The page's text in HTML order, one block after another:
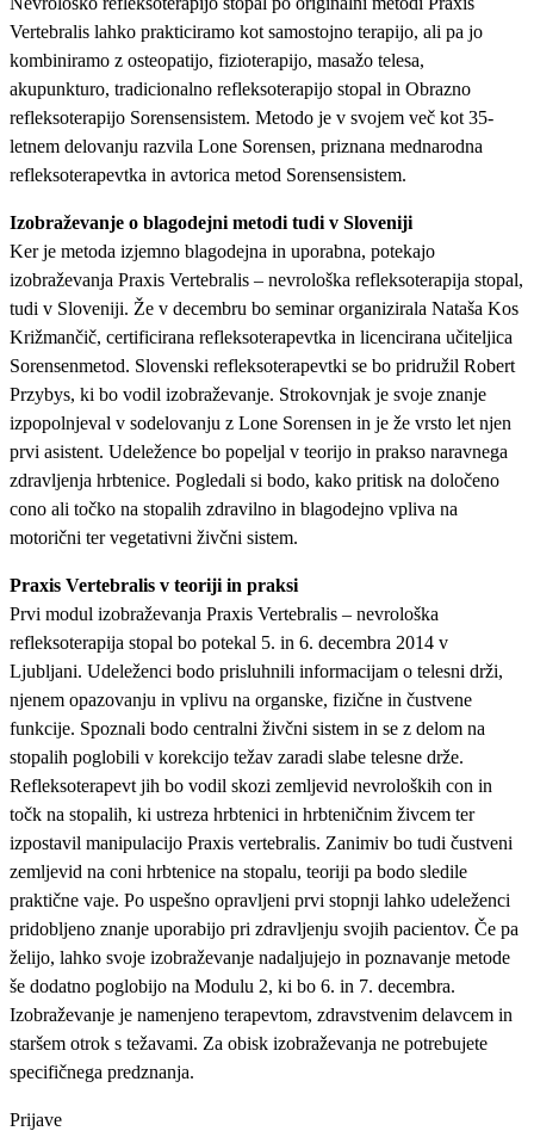
Vertebralis lahko prakticiramo kot samostojno terapijo, ali pa jo
kombiniramo z osteopatijo, fizioterapijo, masažo telesa,
akupunkturo, tradicionalno refleksoterapijo stopal in Obrazno
refleksoterapijo Sorensensistem. Metodo je v svojem več kot 35-
letnem delovanju razvila Lone Sorensen, priznana mednarodna
refleksoterapevtka in avtorica metod Sorensensistem.
Izobraževanje o blagodejni metodi tudi v Sloveniji
Ker je metoda izjemno blagodejna in uporabna, potekajo
izobraževanja Praxis Vertebralis – nevrološka refleksoterapija stopal,
tudi v Sloveniji. Že v decembru bo seminar organizirala Nataša Kos
Križmančič, certificirana refleksoterapevtka in licencirana učiteljica
Sorensenmetod. Slovenski refleksoterapevtki se bo pridružil Robert
Przybys, ki bo vodil izobraževanje. Strokovnjak je svoje znanje
izpopolnjeval v sodelovanju z Lone Sorensen in je že vrsto let njen
prvi asistent. Udeležence bo popeljal v teorijo in prakso naravnega
zdravljenja hrbtenice. Pogledali si bodo, kako pritisk na določeno
cono ali točko na stopalih zdravilno in blagodejno vpliva na
motorični ter vegetativni živčni sistem.
Praxis Vertebralis v teoriji in praksi
Prvi modul izobraževanja Praxis Vertebralis – nevrološka
refleksoterapija stopal bo potekal 5. in 6. decembra 2014 v
Ljubljani. Udeleženci bodo prisluhnili informacijam o telesni drži,
njenem opazovanju in vplivu na organske, fizične in čustvene
funkcije. Spoznali bodo centralni živčni sistem in se z delom na
stopalih poglobili v korekcijo težav zaradi slabe telesne drže.
Refleksoterapevt jih bo vodil skozi zemljevid nevroloških con in
točk na stopalih, ki ustreza hrbtenici in hrbteničnim živcem ter
izpostavil manipulacijo Praxis vertebralis. Zanimiv bo tudi čustveni
zemljevid na coni hrbtenice na stopalu, teoriji pa bodo sledile
praktične vaje. Po uspešno opravljeni prvi stopnji lahko udeleženci
pridobljeno znanje uporabijo pri zdravljenju svojih pacientov. Če pa
želijo, lahko svoje izobraževanje nadaljujejo in poznavanje metode
še dodatno poglobijo na Modulu 2, ki bo 6. in 7. decembra.
Izobraževanje je namenjeno terapevtom, zdravstvenim delavcem in
staršem otrok s težavami. Za obisk izobraževanja ne potrebujete
specifičnega predznanja.
Prijave